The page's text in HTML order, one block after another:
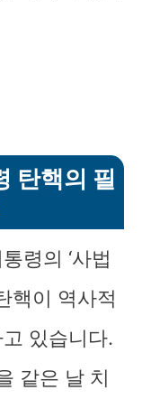
탄핵의 필
령의 ‘사법
핵이 역사적
있습니다.
같은 날 치